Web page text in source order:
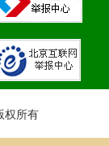
权所有